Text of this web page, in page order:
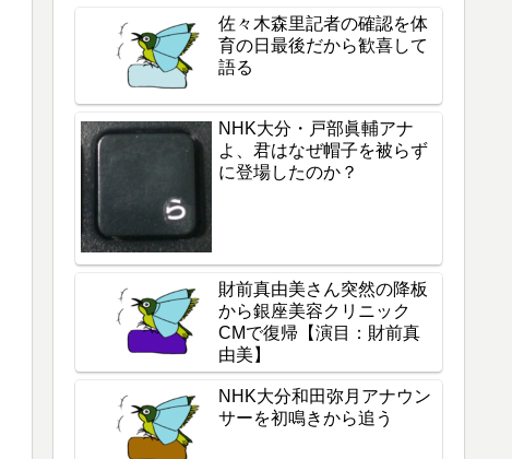
佐々木森里記者の確認を体
育の日最後だから歓喜して
語る
NHK大分・戸部眞輔アナ
よ、君はなぜ帽子を被らず
に登場したのか？
財前真由美さん突然の降板
から銀座美容クリニック
CMで復帰【演目：財前真
由美】
NHK大分和田弥月アナウン
サーを初鳴きから追う